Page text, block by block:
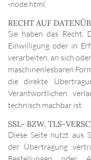
-node.html.
RECHT AUF
Sie haben das Recht,
Einwilligung oder in
verarbeiten, an sich
maschinenlesbaren
die direkte
Verantwortlichen
technisch machbar ist.
SSL- BZW. TLS-
Diese Seite nutzt aus
der Übertragung